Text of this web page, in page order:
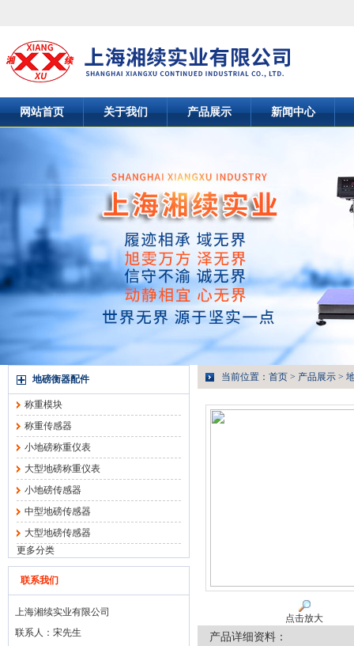
网站首页 关于我们 产品展示 新闻中心
地磅衡器配件
称重模块
称重传感器
小地磅称重仪表
大型地磅称重仪表
小地磅传感器
中型地磅传感器
大型地磅传感器
更多分类
联系我们
上海湘续实业有限公司
联系人：宋先生
当前位置： 首页 > 产品展示 >
点击放大
产品详细资料：